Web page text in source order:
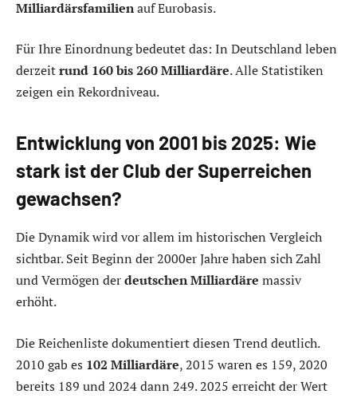
Milliardärsfamilienauf Eurobasis.
Für Ihre Einordnung bedeutet das: In Deutschland leben
derzeitrund 160 bis 260 Milliardäre. Alle Statistiken
zeigen ein Rekordniveau.
Entwicklung von 2001 bis 2025: Wie
stark ist der Club der Superreichen
gewachsen?
Die Dynamik wird vor allem im historischen Vergleich
sichtbar. Seit Beginn der 2000er Jahre haben sich Zahl
und Vermögen derdeutschen Milliardäre massiv
erhöht.
Die Reichenliste dokumentiert diesen Trend deutlich.
2010 gab es 102 Milliardäre, 2015 waren es 159, 2020
bereits 189 und 2024 dann 249. 2025 erreicht der Wert